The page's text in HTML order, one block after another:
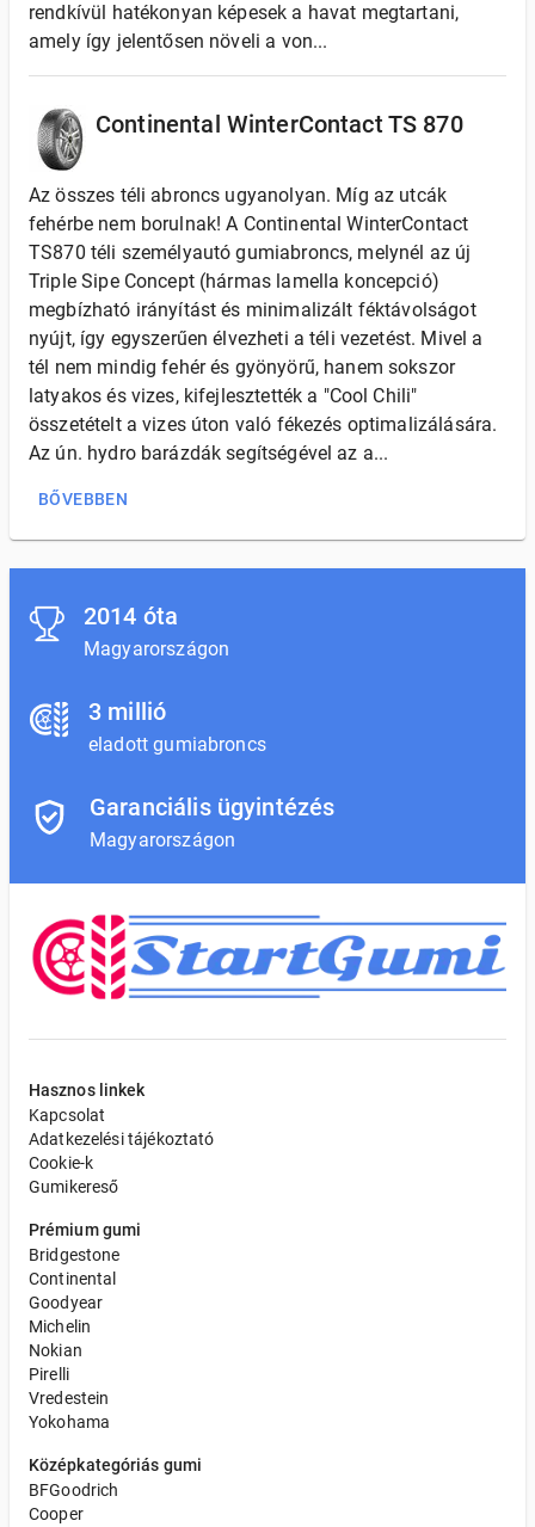
rendkívül hatékonyan képesek a havat megtartani,
amely így jelentősen növeli a von...
Continental WinterContact TS 870
Az összes téli abroncs ugyanolyan. Míg az utcák
fehérbe nem borulnak! A Continental WinterContact
TS870 téli személyautó gumiabroncs, melynél az új
Triple Sipe Concept (hármas lamella koncepció)
megbízható irányítást és minimalizált féktávolságot
nyújt, így egyszerűen élvezheti a téli vezetést. Mivel a
tél nem mindig fehér és gyönyörű, hanem sokszor
latyakos és vizes, kifejlesztették a "Cool Chili"
összetételt a vizes úton való fékezés optimalizálására.
Az ún. hydro barázdák segítségével az a...
BŐVEBBEN
2014 óta
Magyarországon
3 millió
eladott gumiabroncs
Garanciális ügyintézés
Magyarországon
Hasznos linkek
Kapcsolat
Adatkezelési tájékoztató
Cookie-k
Gumikereső
Prémium gumi
Bridgestone
Continental
Goodyear
Michelin
Nokian
Pirelli
Vredestein
Yokohama
Középkategóriás gumi
BFGoodrich
Cooper